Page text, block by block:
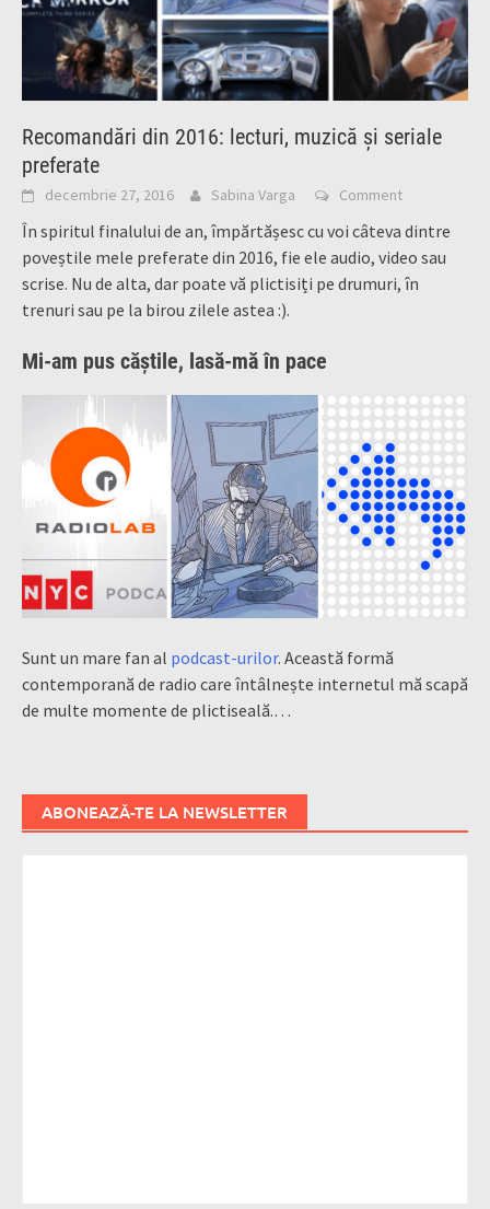
Recomandări din 2016: lecturi, muzică și seriale
preferate
decembrie 27, 2016 Sabina Varga Comment
În spiritul finalului de an, împărtășesc cu voi câteva dintre
poveștile mele preferate din 2016, fie ele audio, video sau
scrise. Nu de alta, dar poate vă plictisiți pe drumuri, în
trenuri sau pe la birou zilele astea :).
Mi-am pus căștile, lasă-mă în pace
Sunt un mare fan al podcast-urilor. Această formă
contemporană de radio care întâlnește internetul mă scapă
de multe momente de plictiseală.…
ABONEAZĂ-TE LA NEWSLETTER